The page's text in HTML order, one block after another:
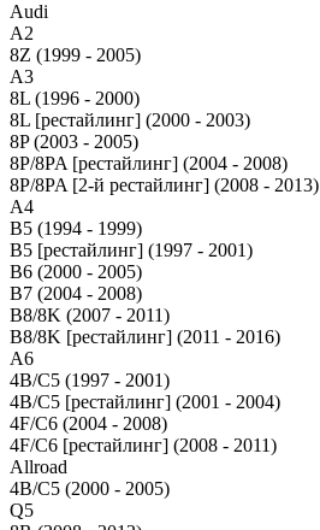
Audi
A2
8Z (1999 - 2005)
A3
8L (1996 - 2000)
8L [рестайлинг] (2000 - 2003)
8P (2003 - 2005)
8P/8PA [рестайлинг] (2004 - 2008)
8P/8PA [2-й рестайлинг] (2008 - 2013)
A4
B5 (1994 - 1999)
B5 [рестайлинг] (1997 - 2001)
B6 (2000 - 2005)
B7 (2004 - 2008)
B8/8K (2007 - 2011)
B8/8K [рестайлинг] (2011 - 2016)
A6
4B/C5 (1997 - 2001)
4B/C5 [рестайлинг] (2001 - 2004)
4F/C6 (2004 - 2008)
4F/C6 [рестайлинг] (2008 - 2011)
Allroad
4B/C5 (2000 - 2005)
Q5